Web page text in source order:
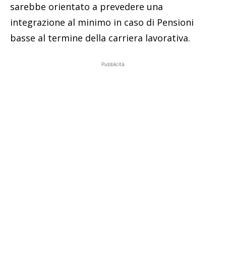
sarebbe orientato a prevedere una
integrazione al minimo in caso di Pensioni
basse al termine della carriera lavorativa.
Pubblicità